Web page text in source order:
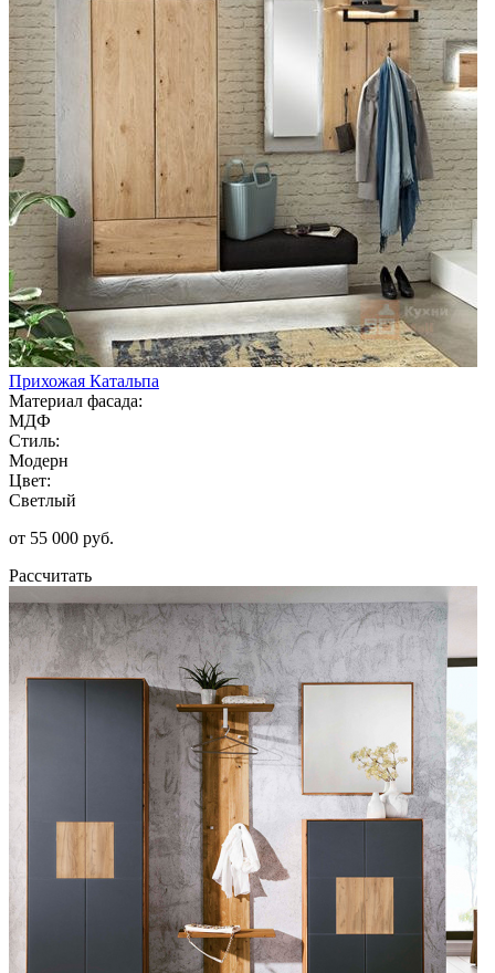
Прихожая Катальпа
Материал фасада:
МДФ
Стиль:
Модерн
Цвет:
Светлый
от 55 000 руб.
Рассчитать